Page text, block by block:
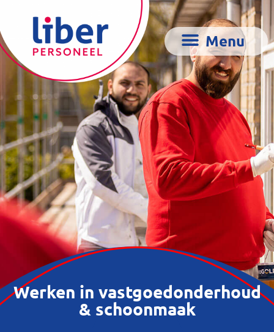
Werken in vastgoedonderhoud
& schoonmaak